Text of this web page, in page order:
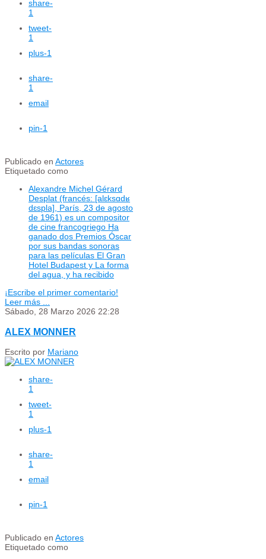
share-
1
tweet-
1
plus-1
share-
1
email
pin-1
Publicado en Actores
Etiquetado como
Alexandre Michel Gérard
Desplat (francés: [alɛksɑdʁ
dɛspla], París, 23 de agosto
de 1961) es un compositor
de cine francogriego Ha
ganado dos Premios Óscar
por sus bandas sonoras
para las películas El Gran
Hotel Budapest y La forma
del agua, y ha recibido
¡Escribe el primer comentario!
Leer más ...
Sábado, 28 Marzo 2026 22:28
ALEX MONNER
Escrito por Mariano
share-
1
tweet-
1
plus-1
share-
1
email
pin-1
Publicado en Actores
Etiquetado como